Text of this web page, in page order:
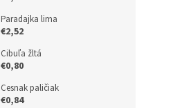
Paradajka lima
€2,52
Cibuľa žltá
€0,80
Cesnak paličiak
€0,84